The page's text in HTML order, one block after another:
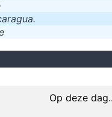
iets krom wat gebogen is
was het saté-
hebt u tijd wanneer u haast
Op deze